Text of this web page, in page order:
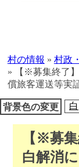
移
動
村の情報 » 村政
» 【※募集終了
償旅客運送等実
背景色の変更 白
【※募
白解消